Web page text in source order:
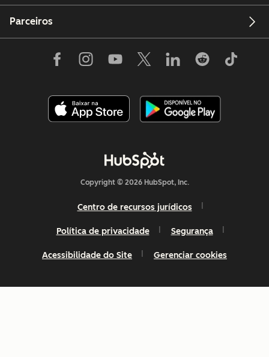
Parceiros
Copyright © 2026 HubSpot, Inc.
Centro de recursos jurídicos
Política de privacidade Segurança
Acessibilidade do Site Gerenciar cookies